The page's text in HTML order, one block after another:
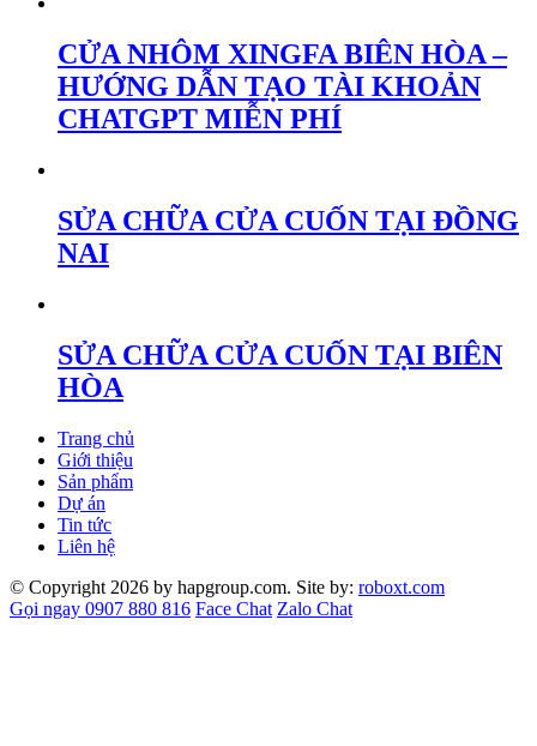
CỬA NHÔM XINGFA BIÊN HÒA –
HƯỚNG DẪN TẠO TÀI KHOẢN
CHATGPT MIỄN PHÍ
SỬA CHỮA CỬA CUỐN TẠI ĐỒNG
NAI
SỬA CHỮA CỬA CUỐN TẠI BIÊN
HÒA
Trang chủ
Giới thiệu
Sản phẩm
Dự án
Tin tức
Liên hệ
© Copyright 2026 by hapgroup.com. Site by: roboxt.com
Gọi ngay 0907 880 816 Face Chat Zalo Chat